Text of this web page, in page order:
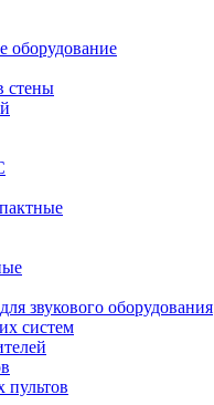
оборудование
стены
звукового оборудования
систем